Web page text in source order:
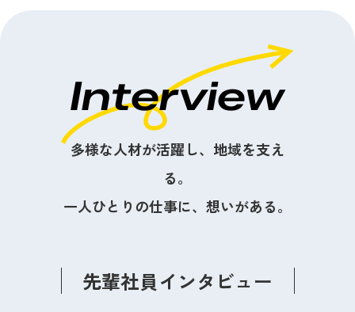
Interview
多様な人材が活躍し、地域を支え
る。
一人ひとりの仕事に、想いがある。
先輩社員インタビュー